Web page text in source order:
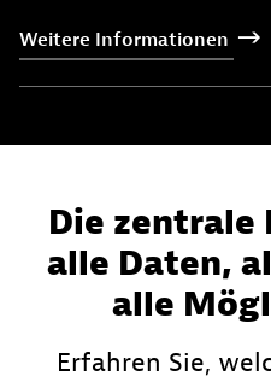
Weitere Informationen
Die
alle Daten,
alle
Erfahren Sie,